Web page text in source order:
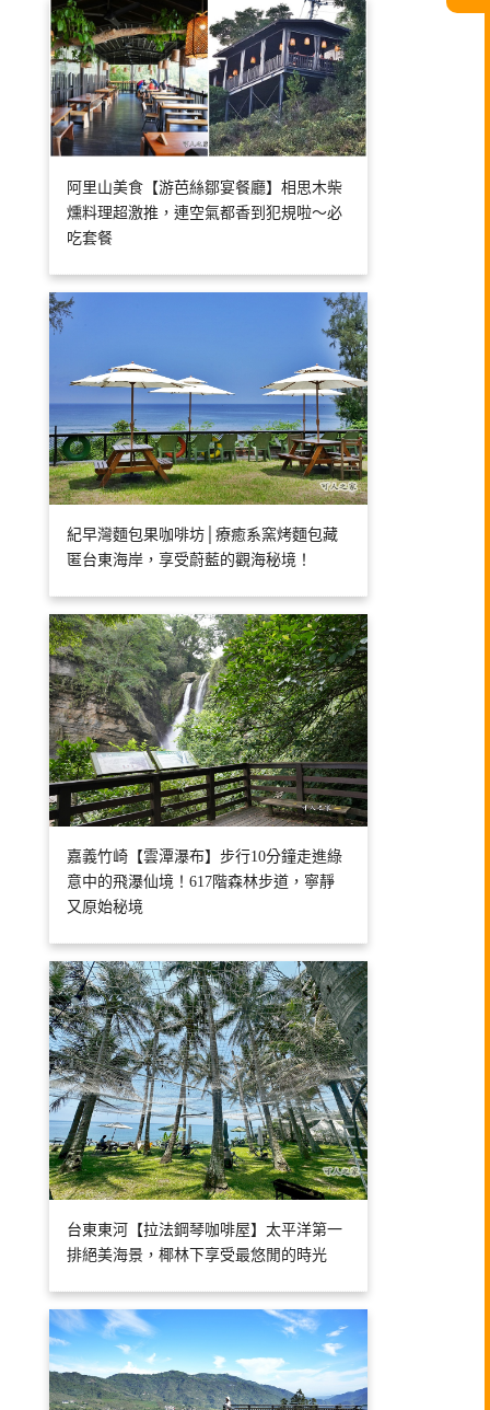
阿里山美食【游芭絲鄒宴餐廳】相思木柴
燻料理超激推，連空氣都香到犯規啦～必
吃套餐
紀早灣麵包果咖啡坊│療癒系窯烤麵包藏
匿台東海岸，享受蔚藍的觀海秘境！
嘉義竹崎【雲潭瀑布】步行10分鐘走進綠
意中的飛瀑仙境！617階森林步道，寧靜
又原始秘境
台東東河【拉法鋼琴咖啡屋】太平洋第一
排絕美海景，椰林下享受最悠閒的時光